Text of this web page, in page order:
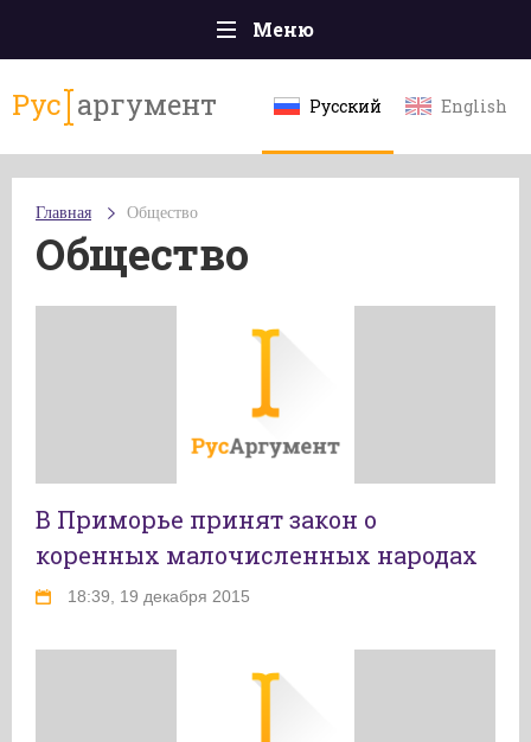
Меню
Политика
Экономика
Культура
Эксклюзивы
Мнения
Рус аргумент Русский English
Главная Общество
Общество
В Приморье принят закон о
коренных малочисленных народах
18:39, 19 декабря 2015